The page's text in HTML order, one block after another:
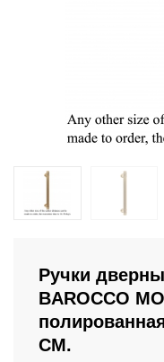
Ручки
BAROCCO
СМ.